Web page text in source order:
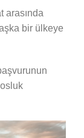
arasında
bir ülkeye